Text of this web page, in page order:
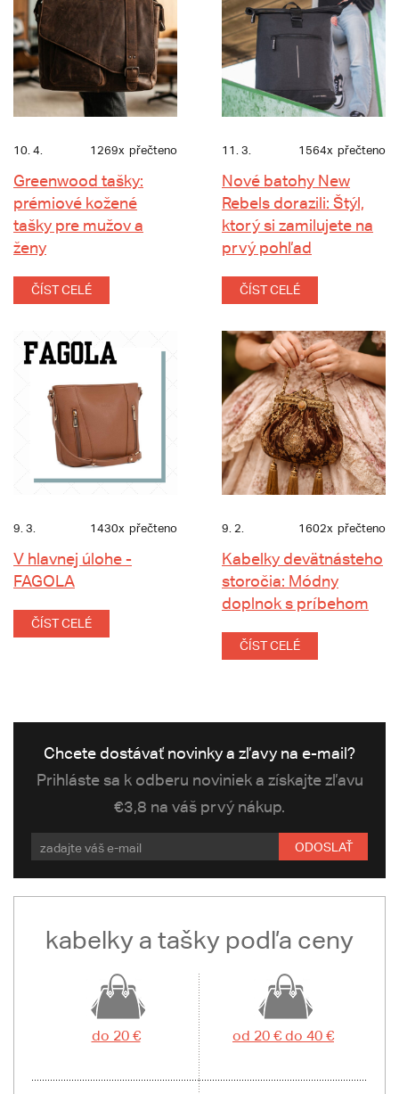
10. 4. 1269x přečteno
Greenwood tašky:
prémiové kožené
tašky pre mužov a
ženy
ČÍST CELÉ
11. 3. 1564x přečteno
Nové batohy New
Rebels dorazili: Štýl,
ktorý si zamilujete na
prvý pohľad
ČÍST CELÉ
9. 3. 1430x přečteno
V hlavnej úlohe -
FAGOLA
ČÍST CELÉ
9. 2. 1602x přečteno
Kabelky devätnásteho
storočia: Módny
doplnok s príbehom
ČÍST CELÉ
Chcete dostávať novinky a zľavy na e-mail?
Prihláste sa k odberu noviniek a získajte zľavu
€3,8 na váš prvý nákup.
ODOSLAŤ
kabelky a tašky podľa ceny
do 20 € od 20 € do 40 €